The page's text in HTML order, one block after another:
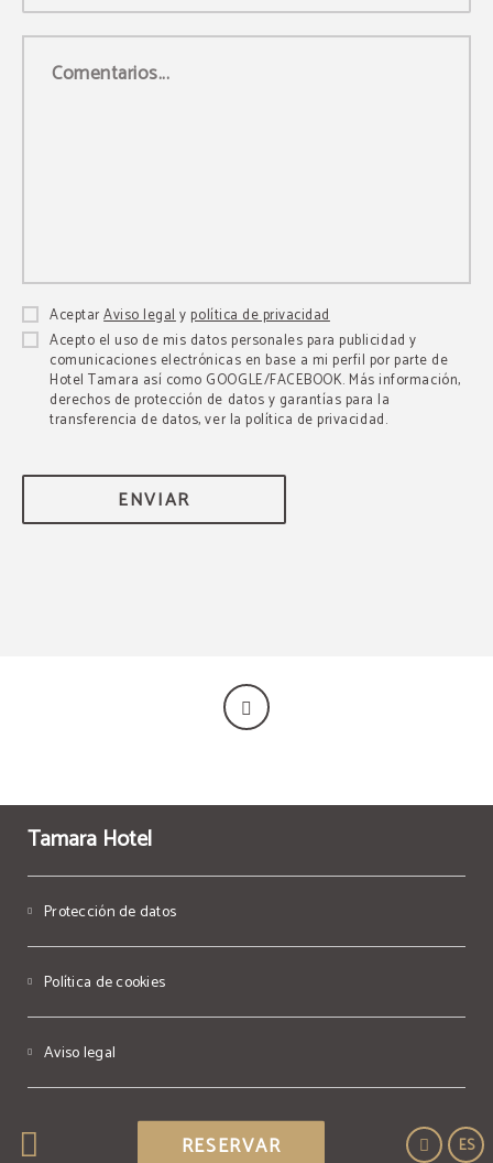
ES
RESERVAR
Comentarios...
AceptarAviso legaly política de privacidad
Acepto el uso de mis datos personales para publicidad y
comunicaciones electrónicas en base a mi perfil por parte de
Hotel Tamara así como GOOGLE/FACEBOOK. Más información,
derechos de protección de datos y garantías para la
transferencia de datos, ver la política de privacidad.
ENVIAR
Tamara Hotel
Protección de datos
Política de cookies
Aviso legal
Powered by Keytel